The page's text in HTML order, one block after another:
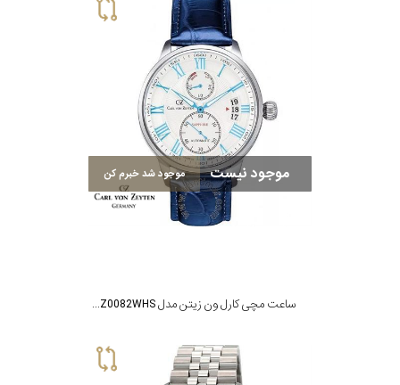
موجود نیست موجود شد خبرم کن
ساعت مچی کارل ون زیتن مدل CVZ0082WHS